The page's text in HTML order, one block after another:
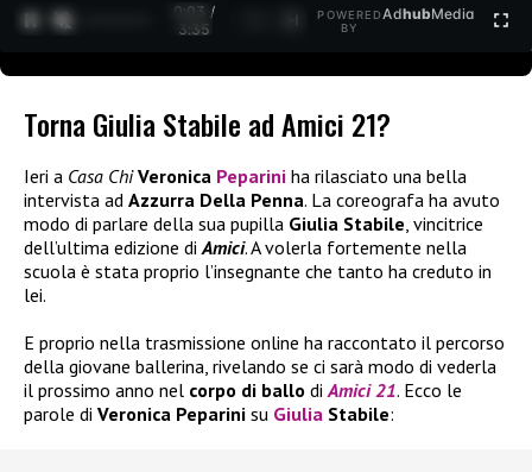
0:04 /
3:35
POWERED
BY
AdhubMedia
Torna Giulia Stabile ad Amici 21?
Ieri a Casa ChiVeronica Peparini ha rilasciato una bella
intervista ad Azzurra Della Penna. La coreografa ha avuto
modo di parlare della sua pupilla Giulia Stabile, vincitrice
dell’ultima edizione diAmici. A volerla fortemente nella
scuola è stata proprio l’insegnante che tanto ha creduto in
lei.
E proprio nella trasmissione online ha raccontato il percorso
della giovane ballerina, rivelando se ci sarà modo di vederla
il prossimo anno nel corpo di ballo diAmici 21. Ecco le
parole di Veronica Peparini su Giulia Stabile: